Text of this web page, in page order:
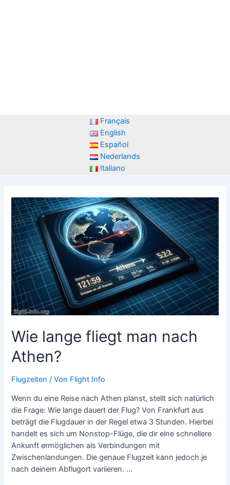
Français
English
Español
Nederlands
Italiano
Wie lange fliegt man nach
Athen?
Flugzeiten / Von Flight Info
Wenn du eine Reise nach Athen planst, stellt sich natürlich
die Frage: Wie lange dauert der Flug? Von Frankfurt aus
beträgt die Flugdauer in der Regel etwa 3 Stunden. Hierbei
handelt es sich um Nonstop-Flüge, die dir eine schnellere
Ankunft ermöglichen als Verbindungen mit
Zwischenlandungen. Die genaue Flugzeit kann jedoch je
nach deinem Abflugort variieren. …